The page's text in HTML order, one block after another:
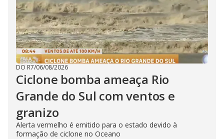
DO R7/06/08/2026
Ciclone bomba ameaça Rio
Grande do Sul com ventos e
granizo
Alerta vermelho é emitido para o estado devido à
formação de ciclone no Oceano